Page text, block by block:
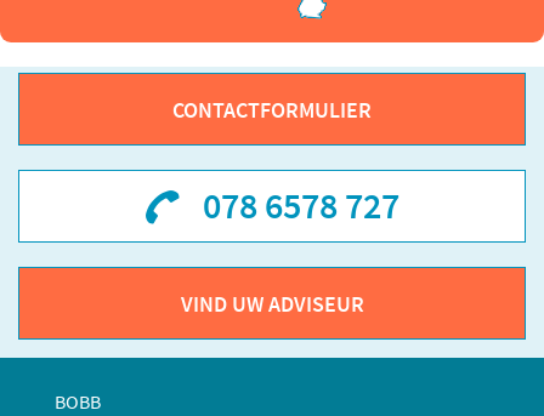
CONTACTFORMULIER
078 6578 727
VIND UW ADVISEUR
BOBB